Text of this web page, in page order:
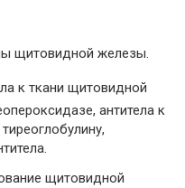
щитовидной железы.
к ткани щитовидной
антитела к
щитовидной